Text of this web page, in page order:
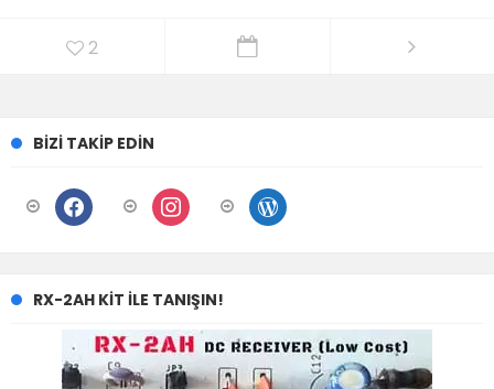
2
BIZI TAKIP EDIN
facebook instagram wordpress
RX-2AH KIT ILE TANIŞIN!